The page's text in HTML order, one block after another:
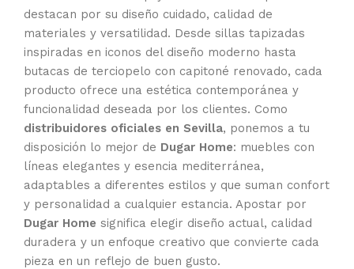
destacan por su diseño cuidado, calidad de
materiales y versatilidad. Desde sillas tapizadas
inspiradas en iconos del diseño moderno hasta
butacas de terciopelo con capitoné renovado, cada
producto ofrece una estética contemporánea y
funcionalidad deseada por los clientes. Como
distribuidores oficiales en Sevilla, ponemos a tu
disposición lo mejor de Dugar Home: muebles con
líneas elegantes y esencia mediterránea,
adaptables a diferentes estilos y que suman confort
y personalidad a cualquier estancia. Apostar por
Dugar Home significa elegir diseño actual, calidad
duradera y un enfoque creativo que convierte cada
pieza en un reflejo de buen gusto.